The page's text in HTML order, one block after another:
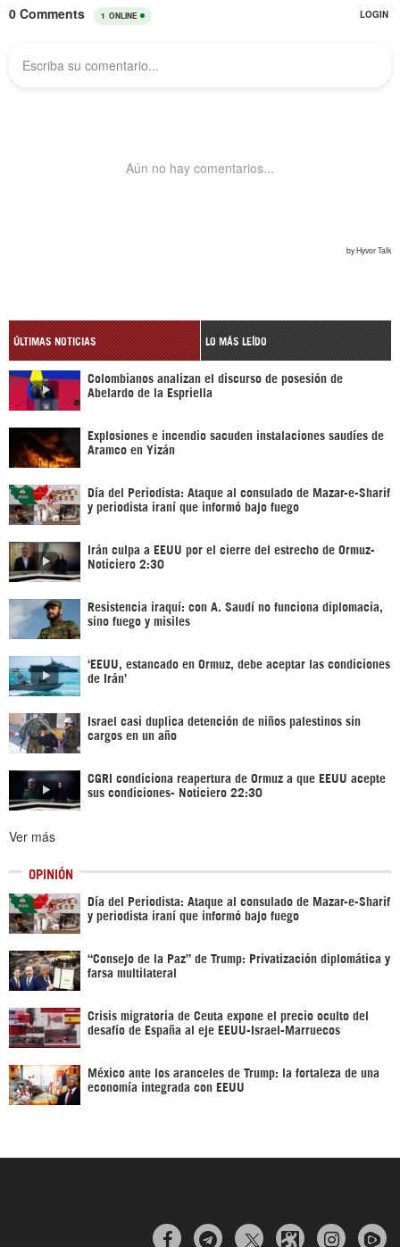
ÚLTIMAS NOTICIAS LO MÁS LEÍDO
Colombianos analizan el discurso de posesión de
Abelardo de la Espriella
Explosiones e incendio sacuden instalaciones saudíes de
Aramco en Yizán
Día del Periodista: Ataque al consulado de Mazar-e-Sharif
y periodista iraní que informó bajo fuego
Irán culpa a EEUU por el cierre del estrecho de Ormuz-
Noticiero 2:30
Resistencia iraquí: con A. Saudí no funciona diplomacia,
sino fuego y misiles
‘EEUU, estancado en Ormuz, debe aceptar las condiciones
de Irán’
Israel casi duplica detención de niños palestinos sin
cargos en un año
CGRI condiciona reapertura de Ormuz a que EEUU acepte
sus condiciones- Noticiero 22:30
Ver más
OPINIÓN
Día del Periodista: Ataque al consulado de Mazar-e-Sharif
y periodista iraní que informó bajo fuego
“Consejo de la Paz” de Trump: Privatización diplomática y
farsa multilateral
Crisis migratoria de Ceuta expone el precio oculto del
desafío de España al eje EEUU-Israel-Marruecos
México ante los aranceles de Trump: la fortaleza de una
economía integrada con EEUU
  